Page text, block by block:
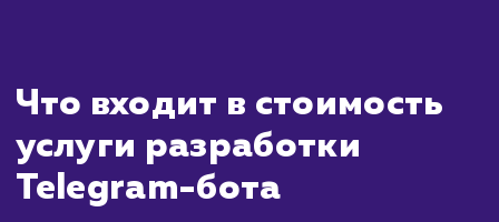
ждать?
Разработка Telegram-бота - это
процесс, который требует времени на